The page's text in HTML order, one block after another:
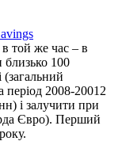
той же час – в
близько 100
(загальний
період 2008-20012
і залучити при
Євро). Перший